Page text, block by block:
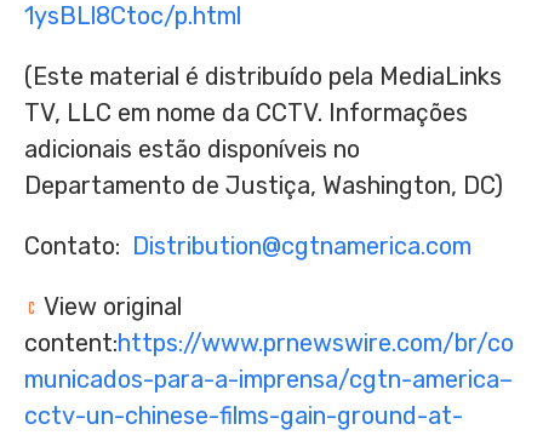
1ysBLl8Ctoc/p.html
(Este material é distribuído pela MediaLinks
TV, LLC em nome da CCTV. Informações
adicionais estão disponíveis no
Departamento de Justiça, Washington, DC)
Contato: Distribution@cgtnamerica.com
View original
content:https://www.prnewswire.com/br/co
municados-para-a-imprensa/cgtn-america–
cctv-un-chinese-films-gain-ground-at-